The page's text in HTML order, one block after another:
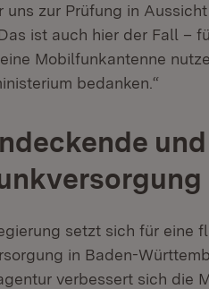
uns zur Prüfung in
ist auch hier der Fall –
Mobilfunkantenne
bedanken.“
setzt sich für eine
in Baden-
verbessert sich die